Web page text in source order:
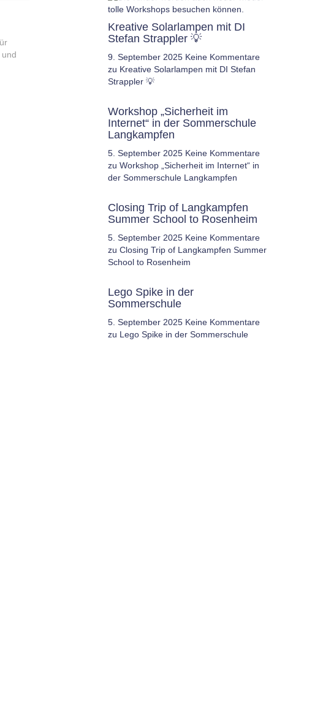
Kreative Solarlampen mit DI
Stefan Strappler 💡
9. September 2025 Keine Kommentare
zu Kreative Solarlampen mit DI Stefan
Strappler 💡
Workshop „Sicherheit im
Internet“ in der Sommerschule
Langkampfen
5. September 2025 Keine Kommentare
zu Workshop „Sicherheit im Internet“ in
der Sommerschule Langkampfen
Closing Trip of Langkampfen
Summer School to Rosenheim
5. September 2025 Keine Kommentare
zu Closing Trip of Langkampfen Summer
School to Rosenheim
Lego Spike in der
Sommerschule
5. September 2025 Keine Kommentare
zu Lego Spike in der Sommerschule